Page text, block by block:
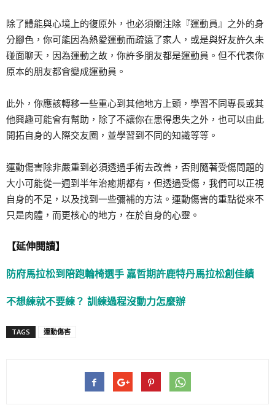
除了體能與心境上的復原外，也必須關注除『運動員』之外的身
分腳色，你可能因為熱愛運動而疏遠了家人，或是與好友許久未
碰面聊天，因為運動之故，你許多朋友都是運動員。但不代表你
原本的朋友都會變成運動員。
此外，你應該轉移一些重心到其他地方上頭，學習不同專長或其
他興趣可能會有幫助，除了不讓你在患得患失之外，也可以由此
開拓自身的人際交友圈，並學習到不同的知識等等。
運動傷害除非嚴重到必須透過手術去改善，否則隨著受傷問題的
大小可能從一週到半年治癒期都有，但透過受傷，我們可以正視
自身的不足，以及找到一些彌補的方法。運動傷害的重點從來不
只是肉體，而更核心的地方，在於自身的心靈。
【延伸閱讀】
防府馬拉松到陪跑輪椅選手 嘉哲期許鹿特丹馬拉松創佳績
不想練就不要練？ 訓練過程沒動力怎麼辦
TAGS 運動傷害